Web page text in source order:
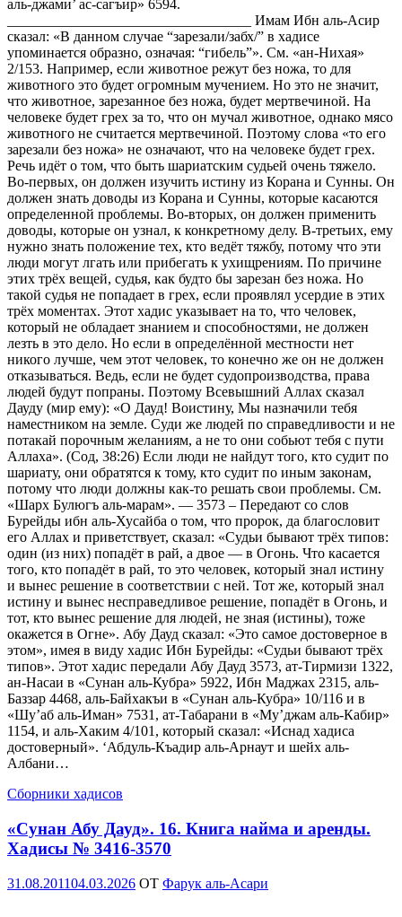
аль-джами’ ас-сагъир» 6594.
__________________________________ Имам Ибн аль-Асир
сказал: «В данном случае “зарезали/забх/” в хадисе
упоминается образно, означая: “гибель”». См. «ан-Нихая»
2/153. Например, если животное режут без ножа, то для
животного это будет огромным мучением. Но это не значит,
что животное, зарезанное без ножа, будет мертвечиной. На
человеке будет грех за то, что он мучал животное, однако мясо
животного не считается мертвечиной. Поэтому слова «то его
зарезали без ножа» не означают, что на человеке будет грех.
Речь идёт о том, что быть шариатским судьей очень тяжело.
Во-первых, он должен изучить истину из Корана и Сунны. Он
должен знать доводы из Корана и Сунны, которые касаются
определенной проблемы. Во-вторых, он должен применить
доводы, которые он узнал, к конкретному делу. В-третьих, ему
нужно знать положение тех, кто ведёт тяжбу, потому что эти
люди могут лгать или прибегать к ухищрениям. По причине
этих трёх вещей, судья, как будто бы зарезан без ножа. Но
такой судья не попадает в грех, если проявлял усердие в этих
трёх моментах. Этот хадис указывает на то, что человек,
который не обладает знанием и способностями, не должен
лезть в это дело. Но если в определённой местности нет
никого лучше, чем этот человек, то конечно же он не должен
отказываться. Ведь, если не будет судопроизводства, права
людей будут попраны. Поэтому Всевышний Аллах сказал
Дауду (мир ему): «О Дауд! Воистину, Мы назначили тебя
наместником на земле. Суди же людей по справедливости и не
потакай порочным желаниям, а не то они собьют тебя с пути
Аллаха». (Сод, 38:26) Если люди не найдут того, кто судит по
шариату, они обратятся к тому, кто судит по иным законам,
потому что люди должны как-то решать свои проблемы. См.
«Шарх Булюгъ аль-марам». — 3573 – Передают со слов
Бурейды ибн аль-Хусайба о том, что пророк, да благословит
его Аллах и приветствует, сказал: «Судьи бывают трёх типов:
один (из них) попадёт в рай, а двое — в Огонь. Что касается
того, кто попадёт в рай, то это человек, который знал истину
и вынес решение в соответствии с ней. Тот же, который знал
истину и вынес несправедливое решение, попадёт в Огонь, и
тот, кто вынес решение для людей, не зная (истины), тоже
окажется в Огне». Абу Дауд сказал: «Это самое достоверное в
этом», имея в виду хадис Ибн Бурейды: «Судьи бывают трёх
типов». Этот хадис передали Абу Дауд 3573, ат-Тирмизи 1322,
ан-Насаи в «Сунан аль-Кубра» 5922, Ибн Маджах 2315, аль-
Баззар 4468, аль-Байхакъи в «Сунан аль-Кубра» 10/116 и в
«Шу’аб аль-Иман» 7531, ат-Табарани в «Му’джам аль-Кабир»
1154, и аль-Хаким 4/101, который сказал: «Иснад хадиса
достоверный». ‘Абдуль-Къадир аль-Арнаут и шейх аль-
Албани…
Сборники хадисов
«Сунан Абу Дауд». 16. Книга найма и аренды.
Хадисы № 3416-3570
Опубликовано
31.08.201104.03.2026 OT Фарук аль-Асари